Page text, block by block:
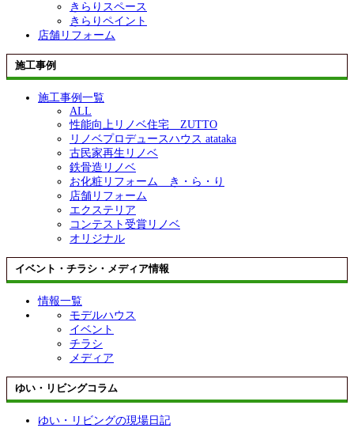
きらりスペース
きらりペイント
店舗リフォーム
施工事例
施工事例一覧
ALL
性能向上リノベ住宅 ZUTTO
リノベプロデュースハウス atataka
古民家再生リノベ
鉄骨造リノベ
お化粧リフォーム き・ら・り
店舗リフォーム
エクステリア
コンテスト受賞リノベ
オリジナル
イベント・チラシ・メディア情報
情報一覧
モデルハウス
イベント
チラシ
メディア
ゆい・リビングコラム
ゆい・リビングの現場日記